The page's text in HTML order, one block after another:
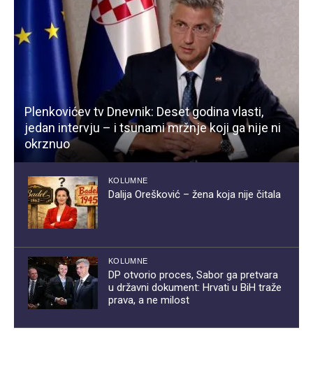
Plenkovićev tv Dnevnik: Deset godina vlasti,
jedan intervju – i tsunami mržnje koji ga nije ni
okrznuo
KOLUMNE
Dalija Orešković – žena koja nije čitala
KOLUMNE
DP otvorio proces, Sabor ga pretvara
u državni dokument: Hrvati u BiH traže
prava, a ne milost